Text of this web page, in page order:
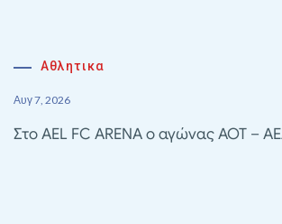
Αθλητικα
Αυγ 7, 2026
Στο AEL FC ARENA ο αγώνας ΑΟΤ –